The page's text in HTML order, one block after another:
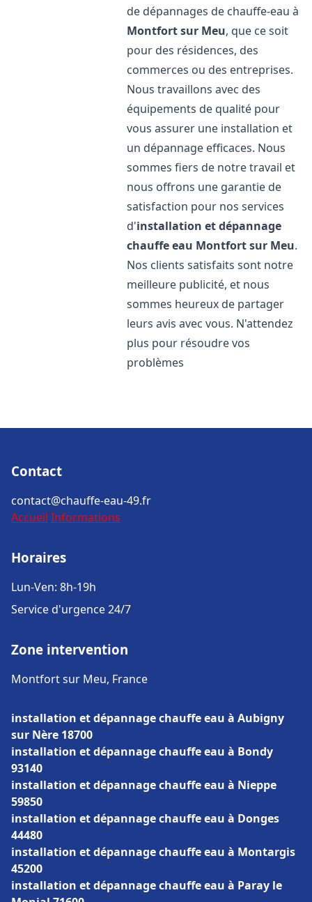
de dépannages de chauffe-eau à
Montfort sur Meu, que ce soit
pour des résidences, des
commerces ou des entreprises.
Nous travaillons avec des
équipements de qualité pour
vous assurer une installation et
un dépannage efficaces. Nous
sommes fiers de notre travail et
nous offrons une garantie de
satisfaction pour nos services
d'installation et dépannage
chauffe eau Montfort sur Meu.
Nos clients satisfaits sont notre
meilleure publicité, et nous
sommes heureux de partager
leurs avis avec vous. N'attendez
plus pour résoudre vos
problèmes
Contact
contact@chauffe-eau-49.fr
Accueil Informations
Horaires
Lun-Ven: 8h-19h
Service d'urgence 24/7
Zone intervention
Montfort sur Meu, France
installation et dépannage chauffe eau à Aubigny
sur Nère 18700
installation et dépannage chauffe eau à Bondy
93140
installation et dépannage chauffe eau à Nieppe
59850
installation et dépannage chauffe eau à Donges
44480
installation et dépannage chauffe eau à Montargis
45200
installation et dépannage chauffe eau à Paray le